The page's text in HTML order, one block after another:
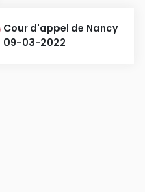
Cour d'appel de Nancy
09-03-2022